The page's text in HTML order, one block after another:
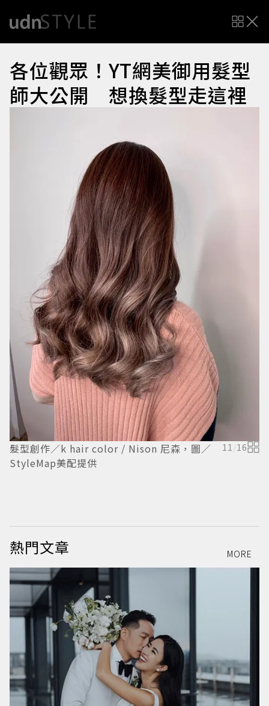
各位觀眾！YT網美御用髮型
師大公開 想換髮型走這裡
髮型創作／k hair color / Nison 尼森，圖／
StyleMap美配提供
11/16
熱門文章 MORE